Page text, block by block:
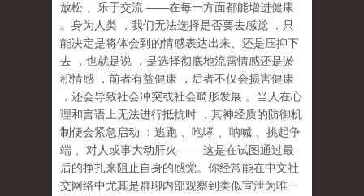
放松
、乐于交流 ——在每一方面都能增进健康
。身为人类
，我们无法选择是否要去感觉
，只
能决定是将体会到的情感表达出来、还是压抑下
去
，也就是说 ， 是选择彻底地流露情感还是淤
积情感
，前者有益健康
，后者不仅会损害健康
，还会导致社会冲突或社会畸形发展 。当人在心
理和言语上无法进行抵抗时
，其神经质的防御机
制便会紧急启动
：逃跑 、咆哮 、呐喊
、挑起争
端
、对人或事大动肝火 ——这是在试图通过最
后的挣扎来阻止自身的感觉。你经常能在中文社
交网络中尤其是群聊内部观察到类似宣泄为唯一